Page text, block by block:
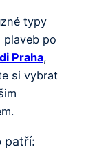
typy
po
Praha,
si vybrat
patří: